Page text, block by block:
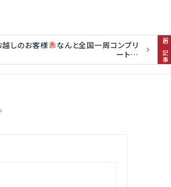
前の記事
しのお客様
なんと全国一周コンプリ
ート…